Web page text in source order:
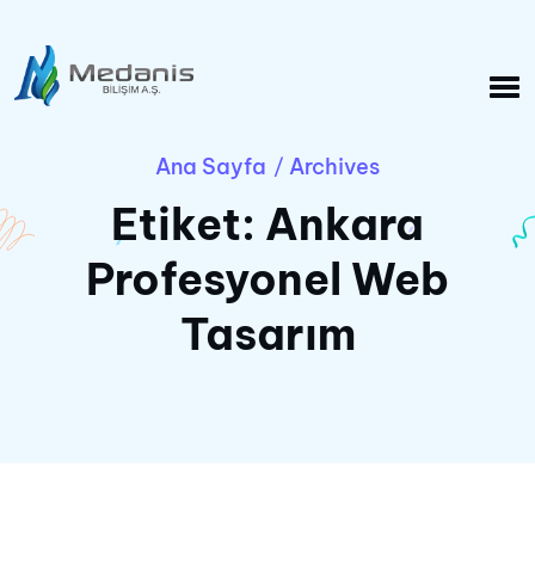
Ana Sayfa / Archives
Etiket: Ankara
Profesyonel Web
Tasarım